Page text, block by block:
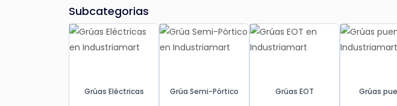
Subcategorias
Grúas Eléctricas Grúa Semi-Pórtico Grúas EOT Grúas